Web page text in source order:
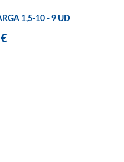
1,5-10 - 9 UD